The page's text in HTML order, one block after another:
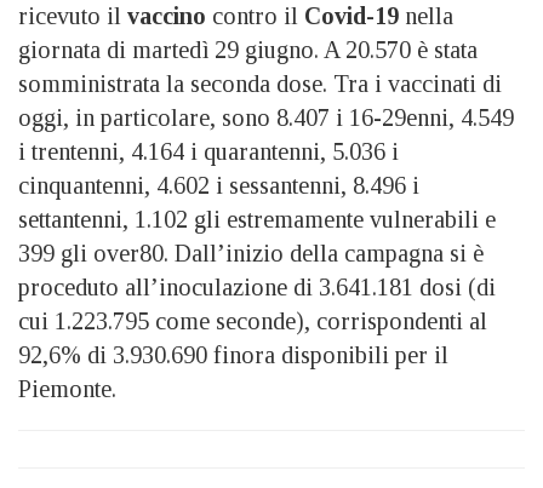
ricevuto il vaccino contro il Covid-19 nella
giornata di martedì 29 giugno. A 20.570 è stata
somministrata la seconda dose. Tra i vaccinati di
oggi, in particolare, sono 8.407 i 16-29enni, 4.549
i trentenni, 4.164 i quarantenni, 5.036 i
cinquantenni, 4.602 i sessantenni, 8.496 i
settantenni, 1.102 gli estremamente vulnerabili e
399 gli over80. Dall’inizio della campagna si è
proceduto all’inoculazione di 3.641.181 dosi (di
cui 1.223.795 come seconde), corrispondenti al
92,6% di 3.930.690 finora disponibili per il
Piemonte.